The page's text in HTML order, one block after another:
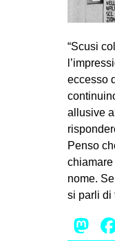
“Scusi
eccesso
allusive
Penso
nome.
si parli di